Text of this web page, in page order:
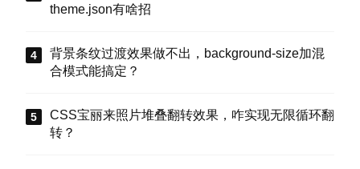
theme.json有啥招
背景条纹过渡效果做不出，background-size加混
合模式能搞定？
CSS宝丽来照片堆叠翻转效果，咋实现无限循环翻
转？